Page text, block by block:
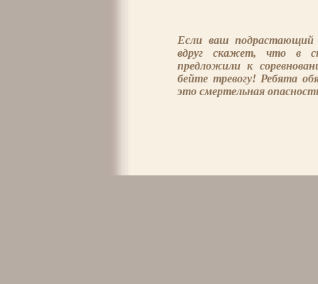
Если ваш подрастающий
вдруг скажет, что в
предложили к
бейте тревогу! Ребята
это смертельная